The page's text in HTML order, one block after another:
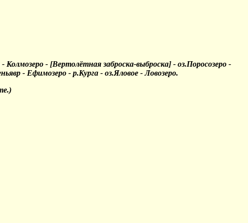
Колмозеро - [Вертолётная заброска-выброска] - оз.Поросозеро -
- Ефимозеро - р.Курга - оз.Яловое - Ловозеро.